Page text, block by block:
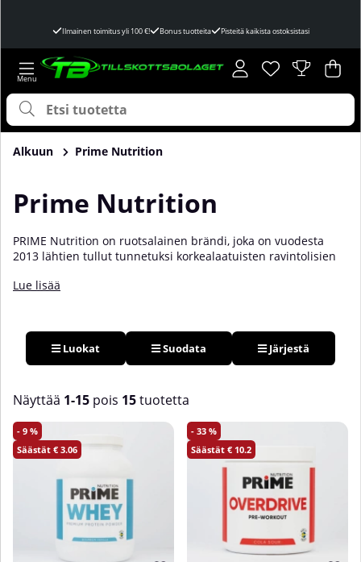
Ilmainen toimitus yli 100 €! Bonus tuotteita Pisteitä kaikista ostoksistasi
Toivelista
Lukumäärä
. .
Alkuun Prime Nutrition
Prime Nutrition
PRIME Nutrition on ruotsalainen brändi, joka on vuodesta
2013 lähtien tullut tunnetuksi korkealaatuisten ravintolisien
ilman halpoja täyteaineita ja erittäin kilpailukykyisillä
urheilijoillekin. Täältä löydät laajan valikoiman Prime
Nutrition -tuotteita!
Lue lisää
Luokat Suodata Järjestä
Näyttää 1-15 pois 15tuotetta
Tuotteet
9
3.06
33
10.2